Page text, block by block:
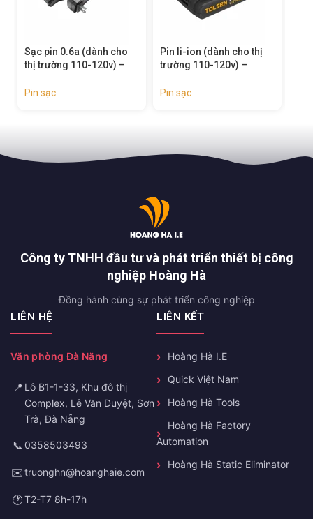
Pin li-ion (dành cho thị
trường 110-120v) –
Pin sạc
Bộ sạc nhanh hai cổng
(dành cho thị trường
Pin sạc
Công ty TNHH đầu tư và phát triển thiết bị công
nghiệp Hoàng Hà
Đồng hành cùng sự phát triển công nghiệp
LIÊN HỆ
Văn phòng Đà Nẵng
📍 Lô B1-1-33, Khu đô thị
Complex, Lê Văn Duyệt, Sơn
Trà, Đà Nẵng
📞 0358503493
✉️truonghn@hoanghaie.com
🕐T2-T7 8h-17h
LIÊN KẾT
Hoàng Hà I.E
Quick Việt Nam
Hoàng Hà Tools
Hoàng Hà Factory
Automation
Hoàng Hà Static Eliminator